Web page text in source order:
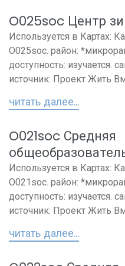
O025soc Центр
Используется в Картах:
O025soc. район:
доступность: изучается.
источник: Проект Жить
читать далее...
O021soc Средняя
Используется в Картах:
O021soc. район:
доступность: изучается.
источник: Проект Жить
читать далее...